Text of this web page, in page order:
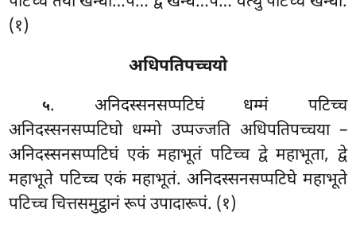
(१)
अधिपतिपच्चयो
५. अनिदस्सनसप्पटिघं धम्मं पटिच्च
अनिदस्सनसप्पटिघो धम्मो उप्पज्जति अधिपतिपच्चया –
अनिदस्सनसप्पटिघं एकं महाभूतं पटिच्च द्वे महाभूता, द्वे
महाभूते पटिच्च एकं महाभूतं. अनिदस्सनसप्पटिघे महाभूते
पटिच्च चित्तसमुट्ठानं रूपं उपादारूपं. (१)